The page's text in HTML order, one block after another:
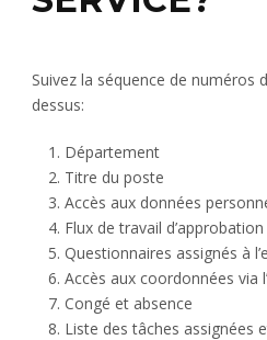
Suivez la séquence de numéros
dessus:
Département
Titre du poste
Accès aux données
Flux de travail
Questionnaires assignés à
Accès aux coordonnées via
Congé et absence
Liste des tâches assignées